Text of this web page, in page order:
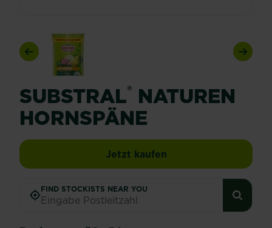
Previous Next
SUBSTRAL® NATUREN
HORNSPÄNE
Jetzt kaufenSUBSTRAL® Naturen
FIND STOCKISTS NEAR YOU